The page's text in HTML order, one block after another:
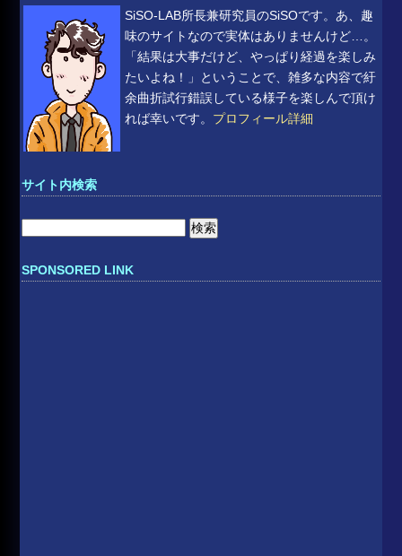
SiSO-LAB所長兼研究員のSiSOです。あ、趣
味のサイトなので実体はありませんけど…。
「結果は大事だけど、やっぱり経過を楽しみ
たいよね！」ということで、雑多な内容で紆
余曲折試行錯誤している様子を楽しんで頂け
れば幸いです。 プロフィール詳細
サイト内検索
SPONSORED LINK